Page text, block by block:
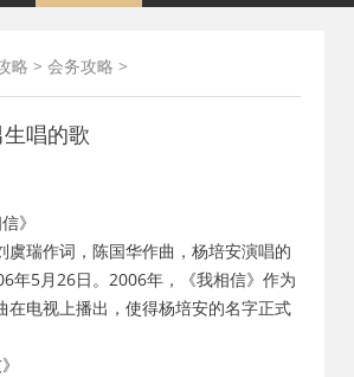
略 > 会务攻略 >
唱的歌
》
虞瑞作词，陈国华作曲，杨培安演唱的
年5月26日。2006年，《我相信》作为
在电视上播出，使得杨培安的名字正式